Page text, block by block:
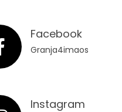
Facebook
Granja4imaos
Instagram